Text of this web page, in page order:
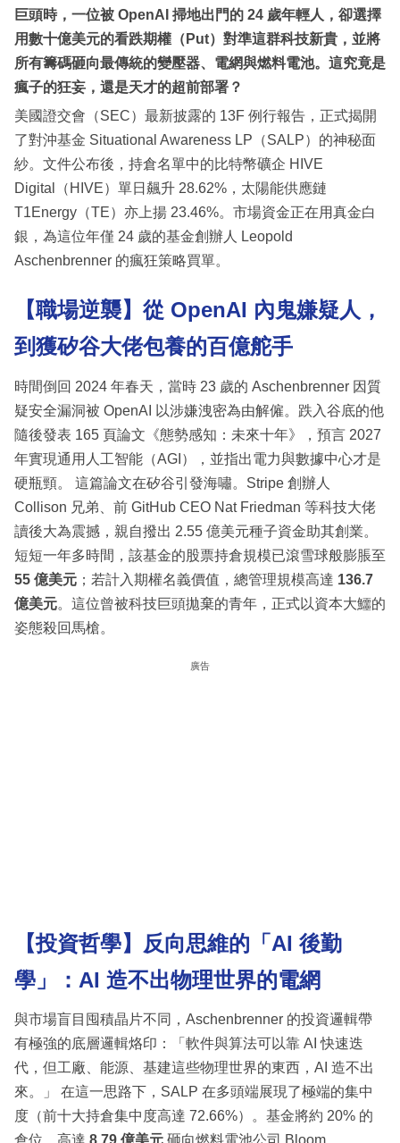
巨頭時，一位被 OpenAI 掃地出門的 24 歲年輕人，卻選擇
用數十億美元的看跌期權（Put）對準這群科技新貴，並將
所有籌碼砸向最傳統的變壓器、電網與燃料電池。這究竟是
瘋子的狂妄，還是天才的超前部署？
美國證交會（SEC）最新披露的 13F 例行報告，正式揭開
了對沖基金 Situational Awareness LP（SALP）的神秘面
紗。文件公布後，持倉名單中的比特幣礦企 HIVE
Digital（HIVE）單日飆升 28.62%，太陽能供應鏈
T1Energy（TE）亦上揚 23.46%。市場資金正在用真金白
銀，為這位年僅 24 歲的基金創辦人 Leopold
Aschenbrenner 的瘋狂策略買單。
【職場逆襲】從 OpenAI 內鬼嫌疑人，
到獲矽谷大佬包養的百億舵手
時間倒回 2024 年春天，當時 23 歲的 Aschenbrenner 因質
疑安全漏洞被 OpenAI 以涉嫌洩密為由解僱。跌入谷底的他
隨後發表 165 頁論文《態勢感知：未來十年》，預言 2027
年實現通用人工智能（AGI），並指出電力與數據中心才是
硬瓶頸。 這篇論文在矽谷引發海嘯。Stripe 創辦人
Collison 兄弟、前 GitHub CEO Nat Friedman 等科技大佬
讀後大為震撼，親自撥出 2.55 億美元種子資金助其創業。
短短一年多時間，該基金的股票持倉規模已滾雪球般膨脹至
55 億美元 ；若計入期權名義價值，總管理規模高達 136.7
億美元。這位曾被科技巨頭拋棄的青年，正式以資本大鱷的
姿態殺回馬槍。
廣告
【投資哲學】反向思維的「AI 後勤
學」：AI 造不出物理世界的電網
與市場盲目囤積晶片不同，Aschenbrenner 的投資邏輯帶
有極強的底層邏輯烙印：「軟件與算法可以靠 AI 快速迭
代，但工廠、能源、基建這些物理世界的東西，AI 造不出
來。」 在這一思路下，SALP 在多頭端展現了極端的集中
度（前十大持倉集中度高達 72.66%）。基金將約 20% 的
倉位、高達 8.79 億美元 砸向燃料電池公司 Bloom